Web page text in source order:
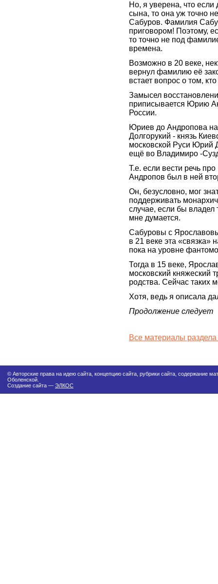
Но, я уверена, что если
сына, то она уж точно
Сабуров. Фамилия
приговором! Поэтому,
то точно не под
времена.
Возможно в 20 веке,
вернул фамилию её
встает вопрос о том,
Замысел
приписывается Юрию
России.
Юриев до Андропова
Долгорукий - князь
московской Руси Юрий
ещё во Владимиро -
Т.е. если вести речь
Андропов был в ней
Он, безусловно, мог
поддерживать
случае, если бы владел
мне думается.
Сабуровы с
в 21 веке эта «связка»
пока на уровне
Тогда в 15 веке,
московский княжеский
родства. Сейчас таких
Хотя, ведь я описала
Продолжение следует
Все материалы
© Авторские права на идею сайта, концепцию сайта, рубрики сайта, содержание
Оболенской.
Создание сайта — ЭЛКОС